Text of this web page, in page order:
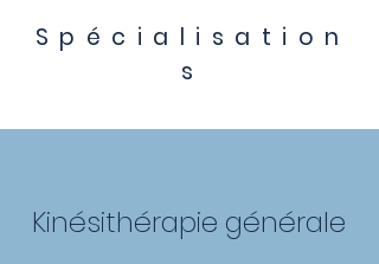
Spécialisation
s
Kinésithérapie générale